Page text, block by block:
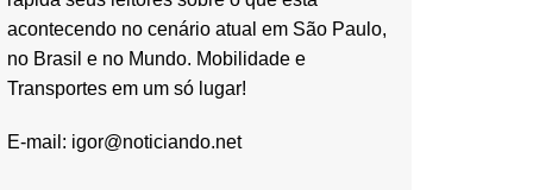
acontecendo no cenário atual em São Paulo,
no Brasil e no Mundo. Mobilidade e
Transportes em um só lugar!
E-mail: igor@noticiando.net